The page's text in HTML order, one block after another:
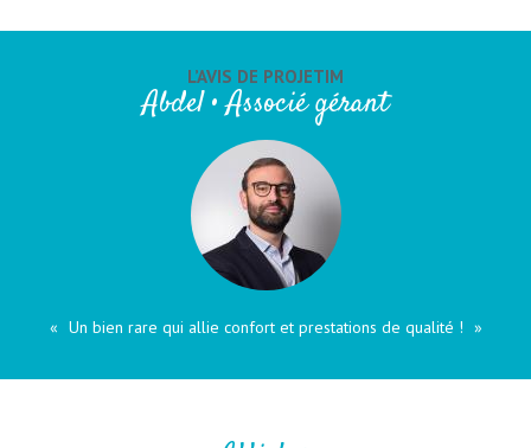
L’AVIS DE PROJETIM
Abdel • Associé gérant
Un bien rare qui allie confort et prestations de qualité !